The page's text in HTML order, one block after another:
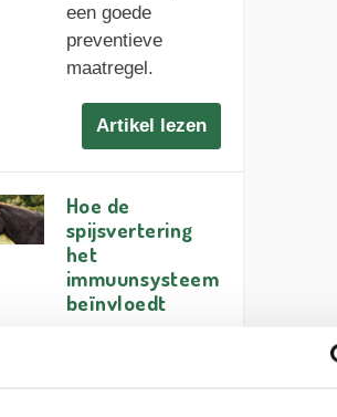
een goede
preventieve
maatregel.
Artikel lezen
Hoe de
spijsvertering
het
immuunsysteem
beïnvloedt